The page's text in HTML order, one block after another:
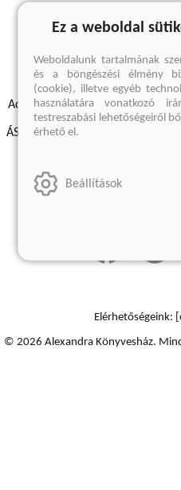
A keresett
Adatvédelmi szabályzatok
ÁSZF - Vásárlási feltételek
Szállítási információk
Elérhetőségeink:
© 2026 Alexandra Könyvesház.
Ez a weboldal
Weboldalunk tartalmának
és a böngészési élmény
(cookie), illetve egyéb
használatára vonatkozó
testreszabási lehetőségeiről
érhető el.
Beállítások